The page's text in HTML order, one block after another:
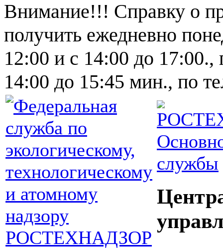
Внимание!!! Справку о
получить ежедневно
12:00 и с 14:00 до 17:00.,
14:00 до 15:45 мин., по
службы